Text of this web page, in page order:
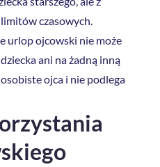
czasowych.
urlop ojcowski nie może
ani na żadną inną
ojca i nie podlega